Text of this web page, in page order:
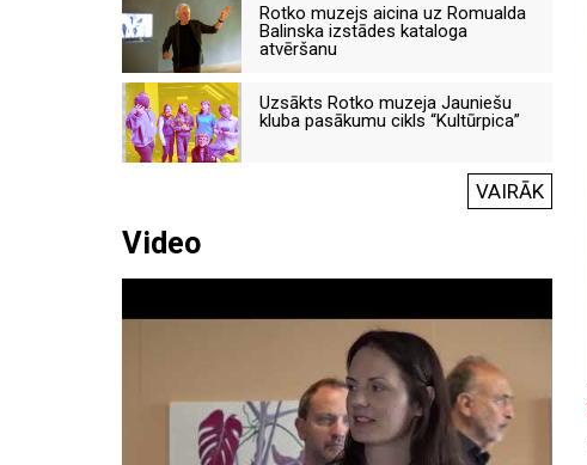
Rotko muzejs aicina uz Romualda
Balinska izstādes kataloga
atvēršanu
Uzsākts Rotko muzeja Jauniešu
kluba pasākumu cikls “Kultūrpica”
VAIRĀK
Video